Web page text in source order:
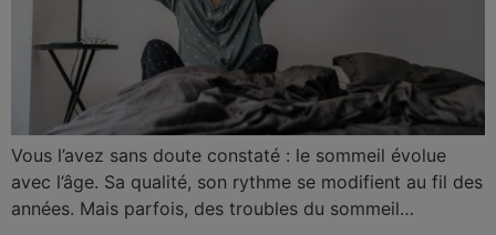
Vous l’avez sans doute constaté : le sommeil évolue
avec l’âge. Sa qualité, son rythme se modifient au fil des
années. Mais parfois, des troubles du sommeil…